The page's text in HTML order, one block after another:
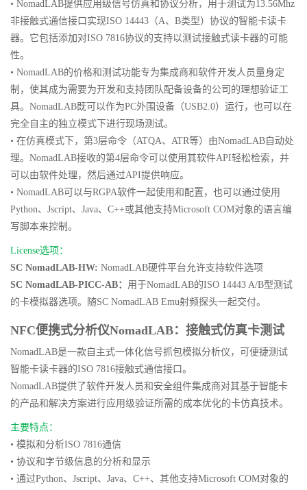
• NomadLAB提供应用级信号仿真和协议分析，用于测试为13.56Mhz
非接触式通信接口实现ISO 14443（A、B类型）协议的智能卡读卡
器。它包括添加对ISO 7816协议的支持以测试接触式读卡器的可能
性。
• NomadLAB的价格和测试功能专为集成商和软件开发人员量身定
制，使其成为需要为开发和支持团队配备设备的公司的理想验证工
具。NomadLAB既可以作为PC外围设备（USB2.0）运行，也可以在
完全自主的独立模式下进行现场测试。
• 在仿真模式下，第3层命令（ATQA、ATR等）由NomadLAB自动处
理。NomadLAB接收的第4层命令可以使用其软件API轻松检索，并
可以由软件处理，然后通过API提供响应。
• NomadLAB可以与RGPA软件一起使用和配置，也可以通过使用
Python、Jscript、Java、C++或其他支持Microsoft COM对象的语言编
写脚本来控制。
License选项：
SC NomadLAB-HW: NomadLAB硬件平台允许支持软件选项
SC NomadLAB-PICC-AB： 用于NomadLAB的ISO 14443 A/B型测试
的卡模拟器选项。随SC NomadLAB Emu射频探头一起交付。
NFC便携式分析仪NomadLAB：接触式仿真卡测试
NomadLAB是一款 自主式一体化信号抓包模拟分析仪 ，可便捷测试
智能卡读卡器的ISO 7816接触式通信接口。
NomadLAB提供了软件开发人员和安全组件集成商对其基于智能卡
的产品和解决方案进行应用级验证所需的成本优化的卡仿真技术。
主要特点：
• 模拟和分析ISO 7816通信
• 协议和字节级信息的分析和显示
• 通过Python、Jscript、Java、C++、其他支持Microsoft COM对象的